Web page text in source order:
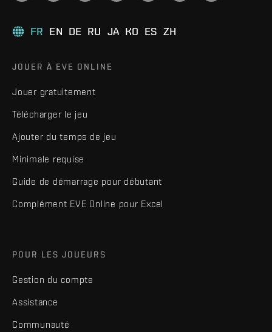
FR EN DE RU JA KO ES ZH
JOUER À EVE ONLINE
Jouer gratuitement
Télécharger le jeu
Ajouter du temps de jeu
Minimale requise
Guide de démarrage pour débutant
Complément EVE Online pour Excel
POUR LES JOUEURS
Gestion du compte
Assistance
Communauté